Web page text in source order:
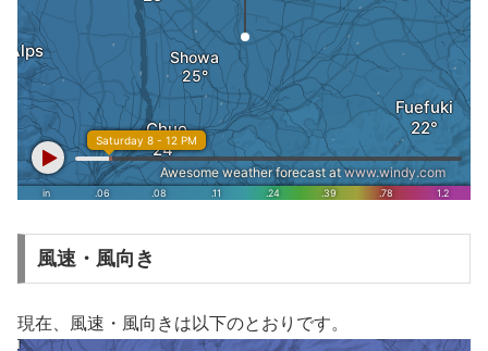
風速・風向き
現在、風速・風向きは以下のとおりです。